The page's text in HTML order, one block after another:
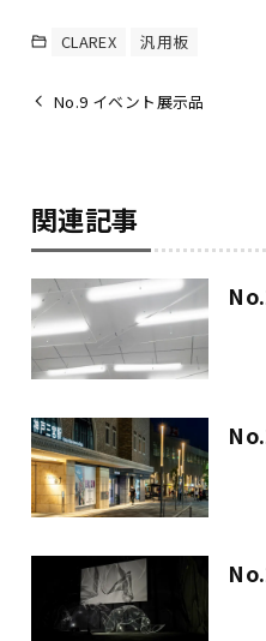
CLAREX 汎用板
No.9 イベント展示品
関連記事